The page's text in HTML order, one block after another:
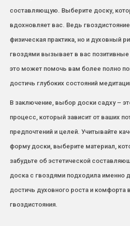
составляющую. Выберите доску,
вдохновляет вас. Ведь
физическая практика, но и духовный
гвоздями вызывает в вас позитивные
это может помочь вам более полно
достичь глубоких состояний
В заключение, выбор доски садху –
процесс, который зависит от ваших
предпочтений и целей. Учитывайте
форму доски, выберите материал,
забудьте об эстетической
доска с гвоздями подходила именно
достичь духовного роста и комфорта
гвоздистояния.